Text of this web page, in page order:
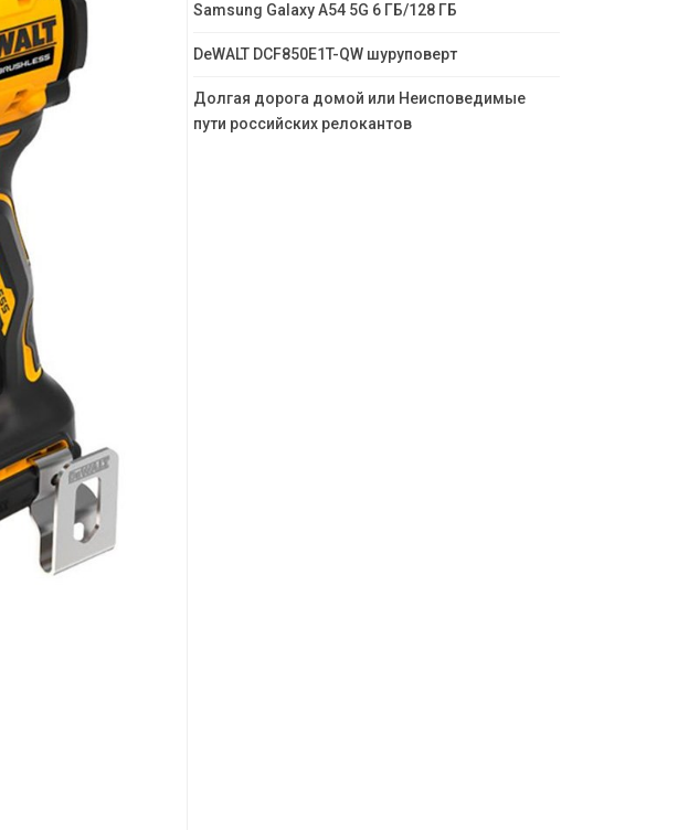
Samsung Galaxy A54 5G 6 ГБ/128 ГБ
DeWALT DCF850E1T-QW шуруповерт
Долгая дорога домой или Неисповедимые
пути российских релокантов